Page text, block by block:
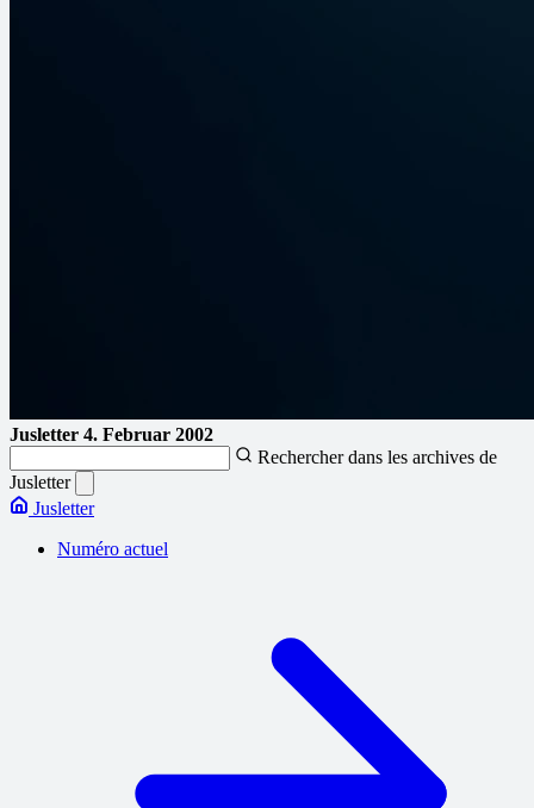
Jusletter 4. Februar 2002
Rechercher dans les archives de
Jusletter
Jusletter
Numéro actuel